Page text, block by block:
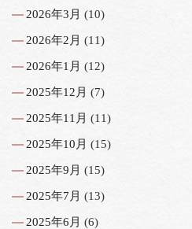
2026年3月 (10)
2026年2月 (11)
2026年1月 (12)
2025年12月 (7)
2025年11月 (11)
2025年10月 (15)
2025年9月 (15)
2025年7月 (13)
2025年6月 (6)